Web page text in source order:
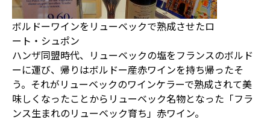
ボルドーワインをリューベックで熟成させたロ
ート・シュポン
ハンザ同盟時代、リューベックの塩をフランスのボルド
ーに運び、帰りはボルドー産赤ワインを持ち帰ったそ
う。それがリューベックのワインケラーで熟成されて美
味しくなったことからリューベック名物となった「フラ
ンス生まれのリューベック育ち」赤ワイン。